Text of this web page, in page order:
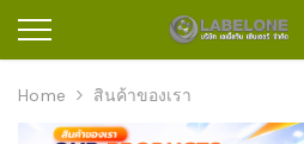
Home สินค้าของเรา